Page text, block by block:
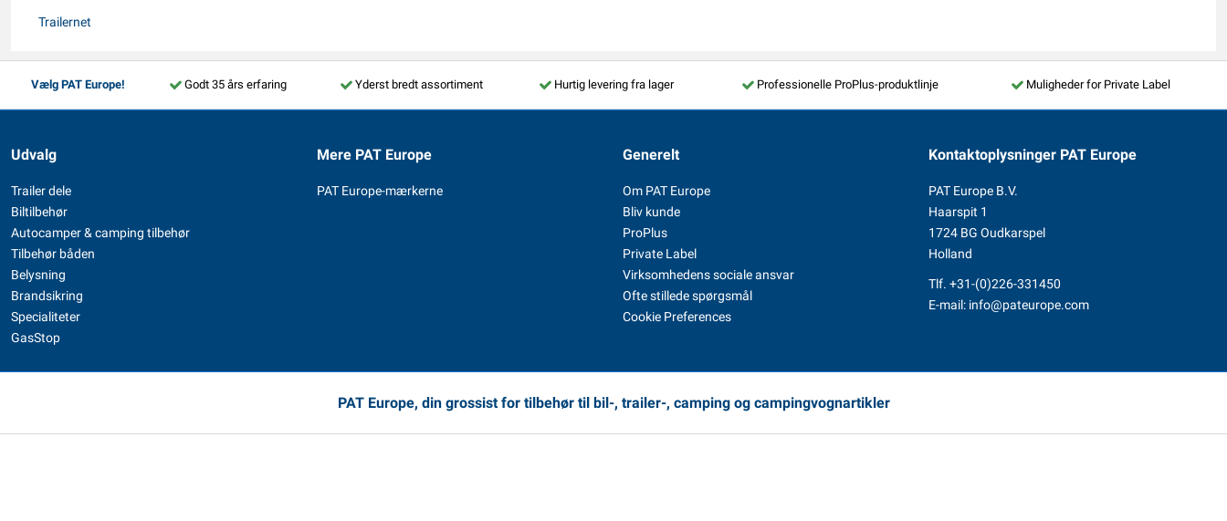
Trailernet
Vælg PAT Europe! Godt 35 års erfaring Yderst bredt assortiment Hurtig levering fra lager Professionelle ProPlus-produktlinje Muligheder for Private Label
Udvalg
Trailer dele
Biltilbehør
Autocamper & camping tilbehør
Tilbehør båden
Belysning
Brandsikring
Specialiteter
GasStop
Mere PAT Europe
PAT Europe-mærkerne
Generelt
Om PAT Europe
Bliv kunde
ProPlus
Private Label
Virksomhedens sociale ansvar
Ofte stillede spørgsmål
Cookie Preferences
Kontaktoplysninger PAT Europe
PAT Europe B.V.
Haarspit 1
1724 BG Oudkarspel
Holland
Tlf. +31-(0)226-331450
E-mail: info@pateurope.com
PAT Europe, din grossist for tilbehør til bil-, trailer-, camping og campingvognartikler